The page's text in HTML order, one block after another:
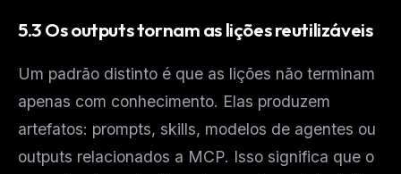
5.3 Os outputs tornam as lições reutilizáveis
Um padrão distinto é que as lições não terminam
apenas com conhecimento. Elas produzem
artefatos: prompts, skills, modelos de agentes ou
outputs relacionados a MCP. Isso significa que o